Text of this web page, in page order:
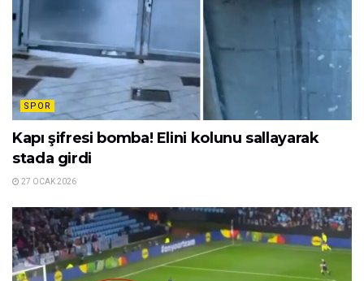
SPOR
Kapı şifresi bomba! Elini kolunu sallayarak
stada girdi
27 OCAK 2026